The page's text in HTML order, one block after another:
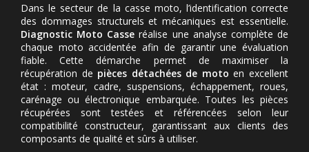
Dans le secteur de la casse moto, l’identification correcte
des dommages structurels et mécaniques est essentielle.
Diagnostic Moto Casseréalise une analyse complète de
chaque moto accidentée afin de garantir une évaluation
fiable. Cette démarche permet de maximiser la
récupération de pièces détachées de moto en excellent
état : moteur, cadre, suspensions, échappement, roues,
carénage ou électronique embarquée. Toutes les pièces
récupérées sont testées et référencées selon leur
compatibilité constructeur, garantissant aux clients des
composants de qualité et sûrs à utiliser.